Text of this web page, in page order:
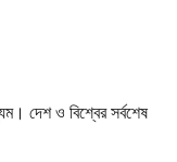
দেশ ও বিশ্বের সর্বশেষ